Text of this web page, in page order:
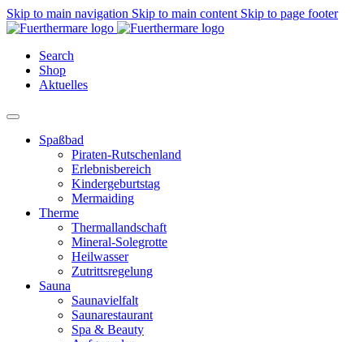
Skip to main navigation Skip to main content Skip to page footer
Search
Shop
Aktuelles
Spaßbad
Piraten-Rutschenland
Erlebnisbereich
Kindergeburtstag
Mermaiding
Therme
Thermallandschaft
Mineral-Solegrotte
Heilwasser
Zutrittsregelung
Sauna
Saunavielfalt
Saunarestaurant
Spa & Beauty